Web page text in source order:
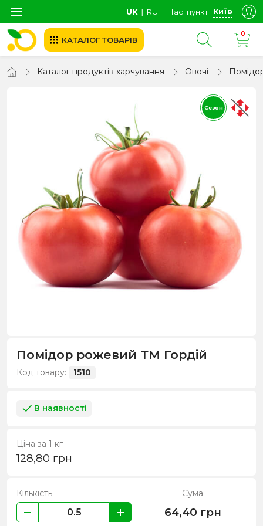
UK ∣ RU Нас. пункт Київ
КАТАЛОГ ТОВАРІВ
0
Каталог продуктів харчування Овочі
Сезон
Помідор рожевий ТМ Гордій
Код товару: 1510
В наявності
Ціна за 1 кг
128,80 грн
Кількість Сума
64,40 грн